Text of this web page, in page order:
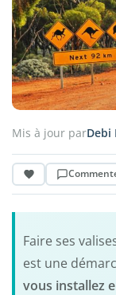
Mis à jour parDebi
Faire ses
est une
vous installez